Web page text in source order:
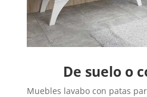
De suelo o
Muebles lavabo con patas